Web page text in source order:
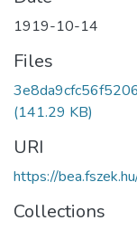
1919-10-14
Files
(141.29 KB)
URI
https://
Collections